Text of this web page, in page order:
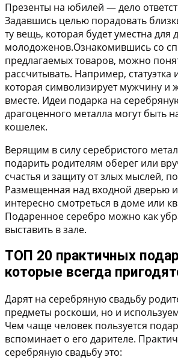
Презенты на юбилей — дело
Задавшись целью порадовать
ту вещь, которая будет уместна для
молодоженов.Ознакомившись со
предлагаемых товаров, можно
рассчитывать. Например, статуэтка
которая символизирует мужчину и
вместе. Идеи подарка на
драгоценного металла могут быть
кошелек.
Верящим в силу серебристого
подарить родителям оберег или
счастья и защиту от злых мыслей,
Размещенная над входной дверью
интересно смотреться в доме или
Подаренное серебро можно как
выставить в зале.
ТОП 20 практичных
которые всегда
Дарят на серебряную свадьбу
предметы роскоши, но и
Чем чаще человек пользуется
вспоминает о его дарителе.
серебряную свадьбу это: